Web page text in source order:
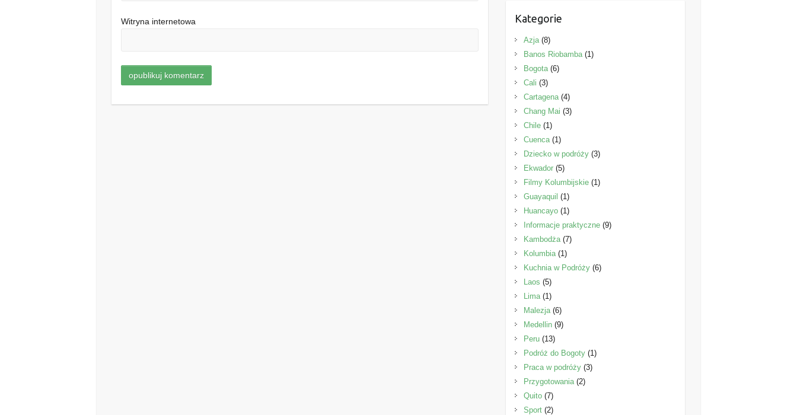
Witryna internetowa Kategorie
Azja(8)
Banos Riobamba(1)
Bogota(6)
Cali (3)
Cartagena(4)
Chang Mai (3)
Chile(1)
Cuenca(1)
Dziecko w podróży(3)
Ekwador(5)
Filmy Kolumbijskie(1)
Guayaquil (1)
Huancayo(1)
Informacje praktyczne(9)
Kambodża(7)
Kolumbia(1)
Kuchnia w Podróży(6)
Laos (5)
Lima(1)
Malezja(6)
Medellin(9)
Peru(13)
Podróż do Bogoty(1)
Praca w podróży(3)
Przygotowania(2)
Quito(7)
Sport(2)